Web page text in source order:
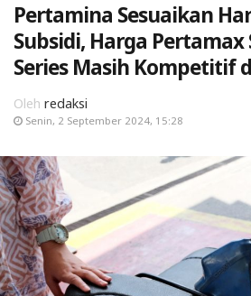
Pertamina Sesuaikan
Subsidi, Harga Pertamax
Series Masih Kompetitif
Oleh redaksi
Senin, 2 September 2024, 15:28